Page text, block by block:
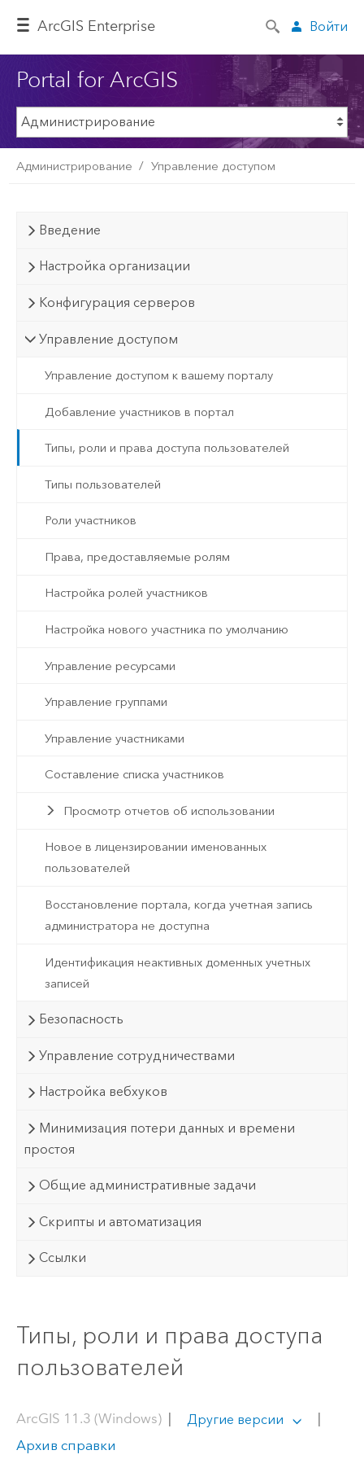
ArcGIS Enterprise Войти
Portal for ArcGIS
Администрирование Управление доступом
Введение
Настройка организации
Конфигурация серверов
Управление доступом
Управление доступом к вашему порталу
Добавление участников в портал
Типы, роли и права доступа пользователей
Типы пользователей
Роли участников
Права, предоставляемые ролям
Настройка ролей участников
Настройка нового участника по умолчанию
Управление ресурсами
Управление группами
Управление участниками
Составление списка участников
Просмотр отчетов об использовании
Новое в лицензировании именованных
пользователей
Восстановление портала, когда учетная запись
администратора не доступна
Идентификация неактивных доменных учетных
записей
Безопасность
Управление сотрудничествами
Настройка вебхуков
Минимизация потери данных и времени
простоя
Общие административные задачи
Скрипты и автоматизация
Ссылки
Типы, роли и права доступа
пользователей
ArcGIS 11.3 (Windows)| Другие версии
Архив справки